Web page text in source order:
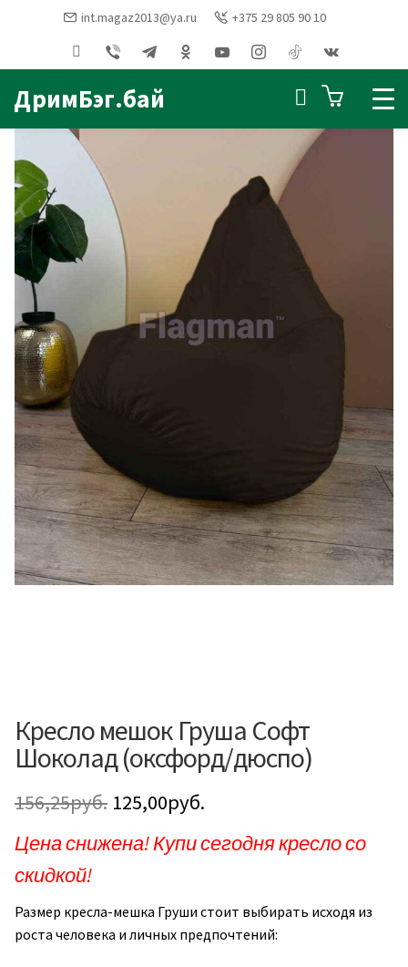
int.magaz2013@ya.ru +375 29 805 90 10
ДримБэг.бай
Главная Кресла мешки ГРУШИ СОФТ
Кресло мешок Груша
Софт Шоколад (оксфорд/дюспо)
Кресло мешок Груша Софт
Шоколад (оксфорд/дюспо)
156,25руб. Первоначальная
цена
125,00руб.
цена:
Цена снижена! Купи сегодня кресло со
скидкой!
Размер кресла-мешка Груши стоит выбирать исходя из
роста человека и личных предпочтений: